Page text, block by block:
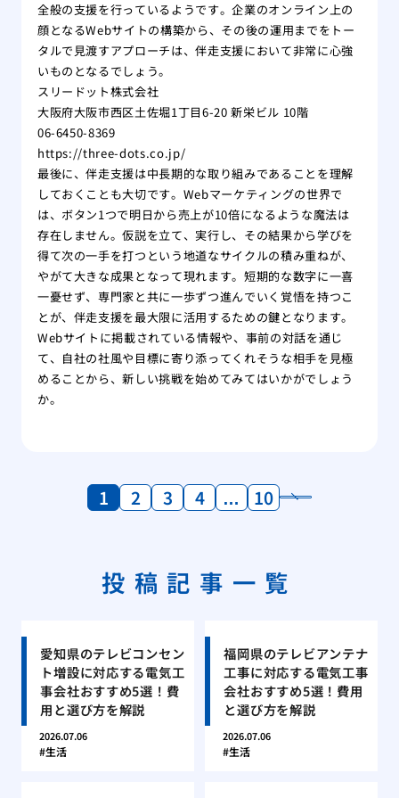
全般の支援を行っているようです。企業のオンライン上の
顔となるWebサイトの構築から、その後の運用までをトー
タルで見渡すアプローチは、伴走支援において非常に心強
いものとなるでしょう。
スリードット株式会社
大阪府大阪市西区土佐堀1丁目6-20 新栄ビル 10階
06-6450-8369
https://three-dots.co.jp/
最後に、伴走支援は中長期的な取り組みであることを理解
しておくことも大切です。Webマーケティングの世界で
は、ボタン1つで明日から売上が10倍になるような魔法は
存在しません。仮説を立て、実行し、その結果から学びを
得て次の一手を打つという地道なサイクルの積み重ねが、
やがて大きな成果となって現れます。短期的な数字に一喜
一憂せず、専門家と共に一歩ずつ進んでいく覚悟を持つこ
とが、伴走支援を最大限に活用するための鍵となります。
Webサイトに掲載されている情報や、事前の対話を通じ
て、自社の社風や目標に寄り添ってくれそうな相手を見極
めることから、新しい挑戦を始めてみてはいかがでしょう
か。
1 2 3 4 … 10
投稿記事一覧
愛知県のテレビコンセン
ト増設に対応する電気工
事会社おすすめ5選！費
用と選び方を解説
2026.07.06
生活
福岡県のテレビアンテナ
工事に対応する電気工事
会社おすすめ5選！費用
と選び方を解説
2026.07.06
生活